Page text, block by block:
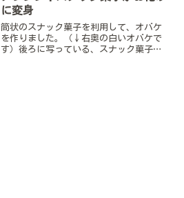
に変身
筒状のスナック菓子を利用して、オバケ
を作りました。（↓右奥の白いオバケで
す）後ろに写っている、スナック菓子を